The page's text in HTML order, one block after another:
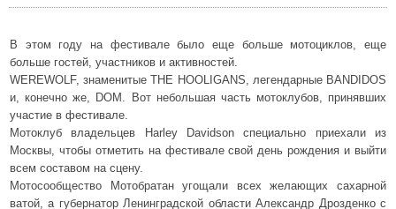
В этом году на фестивале было еще больше мотоциклов, еще
больше гостей, участников и активностей.
WEREWOLF, знаменитые THE HOOLIGANS, легендарные BANDIDOS
и, конечно же, DOM. Вот небольшая часть мотоклубов, принявших
участие в фестивале.
Мотоклуб владельцев Harley Davidson специально приехали из
Москвы, чтобы отметить на фестивале свой день рождения и выйти
всем составом на сцену.
Мотосообщество Мотобратан угощали всех желающих сахарной
ватой, а губернатор Ленинградской области Александр Дрозденко с